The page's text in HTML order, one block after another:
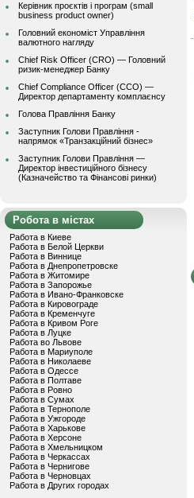
Керівник проєктів і програм (small
business product owner)
Головний економіст Управління
валютного нагляду
Chief Risk Officer (CRO) — Головний
ризик-менеджер Банку
Chief Compliance Officer (CCO) —
Директор департаменту комплаєнсу
Голова Правління Банку
Заступник Голови Правління -
напрямок «Транзакційний бізнес»
Заступник Голови Правління —
Директор інвестиційного бізнесу
(Казначейство та Фінансові ринки)
Робота в містах
Работа в Киеве
Работа в Белой Церкви
Работа в Виннице
Работа в Днепропетровске
Работа в Житомире
Работа в Запорожье
Работа в Ивано-Франковске
Работа в Кировограде
Работа в Кременчуге
Работа в Кривом Роге
Работа в Луцке
Работа во Львове
Работа в Мариуполе
Работа в Николаеве
Работа в Одессе
Работа в Полтаве
Работа в Ровно
Работа в Сумах
Работа в Тернополе
Работа в Ужгороде
Работа в Харькове
Работа в Херсоне
Работа в Хмельницком
Работа в Черкассах
Работа в Чернигове
Работа в Черновцах
Работа в Других городах